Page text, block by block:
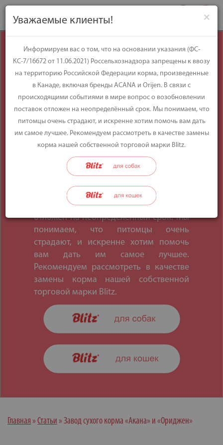
Уважаемые
клиенты!
Информируем вас о том, что на
основании указания (ФС-КС-7/16672 от
11.06.2021) Россельхознадзора
запрещены к ввозу на территорию
Российской Федерации корма,
произведенные в Канаде, включая
происходящими событиями в мире
вопрос о возобновлении поставок
отложен на неопределённый срок. Мы
понимаем, что питомцы очень
страдают, и искренне хотим помочь
вам дать им самое лучшее.
Рекомендуем рассмотреть в качестве
замены корма нашей собственной
торговой марки Blitz.
Главная » Статьи » Завод сухого корма «Акана» и «Ориджен»
×
Уважаемые клиенты!
Информируем вас о том, что на основании указания (ФС-
КС-7/16672 от 11.06.2021) Россельхознадзора запрещены к ввозу
на территорию Российской Федерации корма, произведенные
в Канаде, включая бренды ACANA и Orijen. В связи с
происходящими событиями в мире вопрос о возобновлении
поставок отложен на неопределённый срок. Мы понимаем, что
питомцы очень страдают, и искренне хотим помочь вам дать
им самое лучшее. Рекомендуем рассмотреть в качестве замены
корма нашей собственной торговой марки Blitz.